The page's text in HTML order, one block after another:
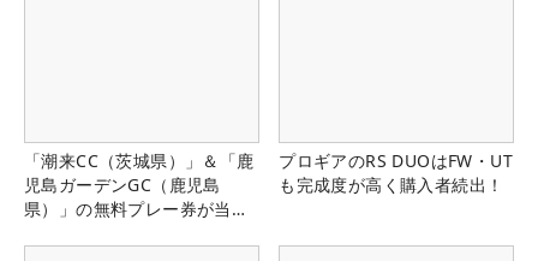
「潮来CC（茨城県）」＆「鹿
児島ガーデンGC（鹿児島
県）」の無料プレー券が当た
プロギアのRS DUOはFW・UT
も完成度が高く購入者続出！